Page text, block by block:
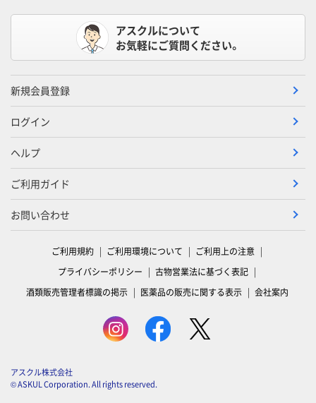
アスクルについて
お気軽にご質問ください。
新規会員登録
ログイン
ヘルプ
ご利用ガイド
お問い合わせ
ご利用規約 ご利用環境について
ご利用上の注意
プライバシーポリシー
古物営業法に基づく表記
酒類販売管理者標識の掲示
医薬品の販売に関する表示 会社案内
アスクル株式会社
© ASKUL Corporation. All rights reserved.